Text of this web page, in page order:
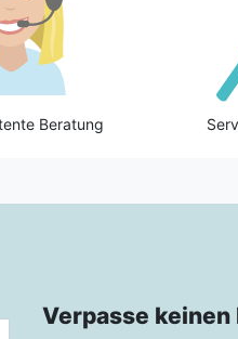
Beratung
Verpasse keinen